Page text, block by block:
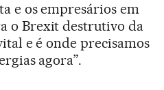
e os empresários em
o Brexit destrutivo da
e é onde precisamos
agora”.